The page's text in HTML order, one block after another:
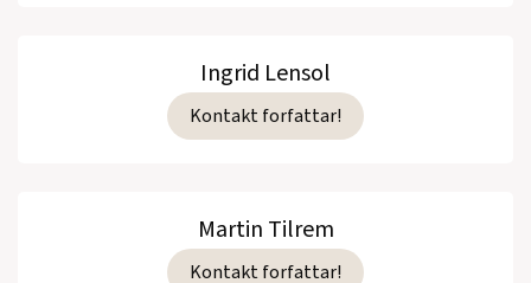
Ingrid Lensol
Kontakt forfattar!
Martin Tilrem
Kontakt forfattar!